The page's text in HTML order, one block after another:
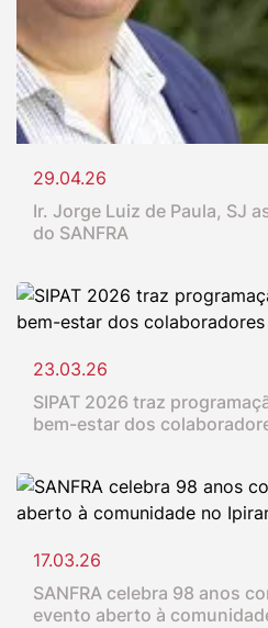
29.04.26
Ir. Jorge Luiz de Paula, SJ
do SANFRA
23.03.26
SIPAT 2026 traz
bem-estar dos
17.03.26
SANFRA celebra 98 anos
evento aberto à